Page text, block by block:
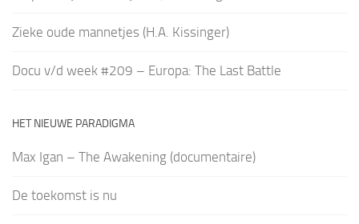
Zieke oude mannetjes (H.A. Kissinger)
Docu v/d week #209 – Europa: The Last Battle
HET NIEUWE PARADIGMA
Max Igan – The Awakening (documentaire)
De toekomst is nu